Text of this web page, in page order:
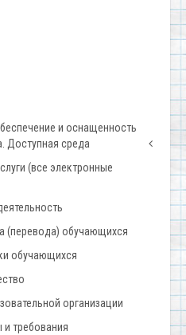
и оснащенность
Доступная среда
(все электронные
(перевода) обучающихся
обучающихся
организации
и требования